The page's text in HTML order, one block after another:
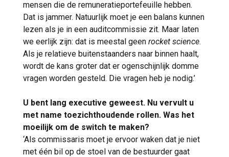
mensen die de remuneratieportefeuille hebben.
Dat is jammer. Natuurlijk moet je een balans kunnen
lezen als je in een auditcommissie zit. Maar laten
we eerlijk zijn: dat is meestal geen rocket science.
Als je relatieve buitenstaanders naar binnen haalt,
wordt de kans groter dat er ogenschijnlijk domme
vragen worden gesteld. Die vragen heb je nodig.’
U bent lang executive geweest. Nu vervult u
met name toezichthoudende rollen. Was het
moeilijk om de switch te maken?
‘Als commissaris moet je ervoor waken dat je niet
met één bil op de stoel van de bestuurder gaat